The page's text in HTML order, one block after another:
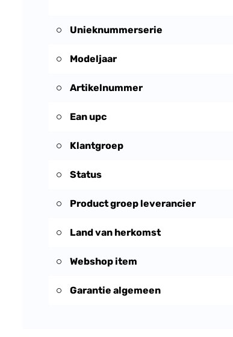
Unieknummerserie
Modeljaar
Artikelnummer
Ean upc
Klantgroep
Status
Product groep leverancier
Land van herkomst
Webshop item
Garantie algemeen